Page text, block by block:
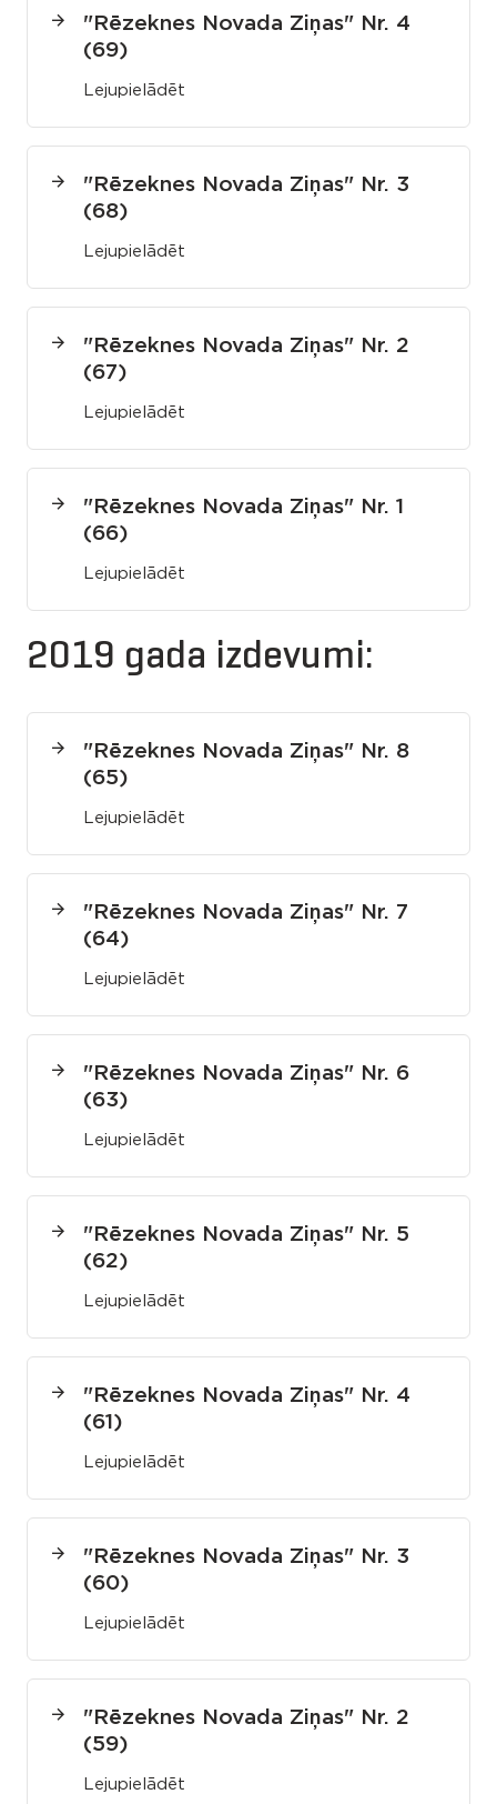
"Rēzeknes Novada Ziņas" Nr. 4
(69)
Lejupielādēt
"Rēzeknes Novada Ziņas" Nr. 3
(68)
Lejupielādēt
"Rēzeknes Novada Ziņas" Nr. 2
(67)
Lejupielādēt
"Rēzeknes Novada Ziņas" Nr. 1
(66)
Lejupielādēt
2019 gada izdevumi:
"Rēzeknes Novada Ziņas" Nr. 8
(65)
Lejupielādēt
"Rēzeknes Novada Ziņas" Nr. 7
(64)
Lejupielādēt
"Rēzeknes Novada Ziņas" Nr. 6
(63)
Lejupielādēt
"Rēzeknes Novada Ziņas" Nr. 5
(62)
Lejupielādēt
"Rēzeknes Novada Ziņas" Nr. 4
(61)
Lejupielādēt
"Rēzeknes Novada Ziņas" Nr. 3
(60)
Lejupielādēt
"Rēzeknes Novada Ziņas" Nr. 2
(59)
Lejupielādēt